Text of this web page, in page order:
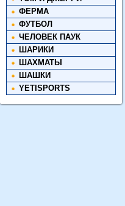
ФЕРМА
ФУТБОЛ
ЧЕЛОВЕК ПАУК
ШАРИКИ
ШАХМАТЫ
ШАШКИ
YETISPORTS